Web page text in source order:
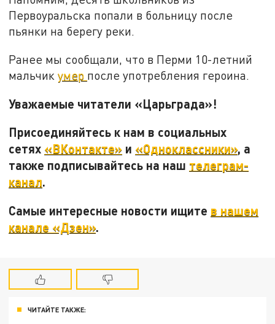
Первоуральска попали в больницу после
пьянки на берегу реки.
Ранее мы сообщали, что в Перми 10-летний
мальчикумер после употребления героина.
Уважаемые читатели «Царьграда»!
Присоединяйтесь к нам в социальных
сетях «ВКонтакте» и «Одноклассники», а
также подписывайтесь на наш телеграм-
канал.
Самые интересные новости ищите в нашем
канале «Дзен».
ЧИТАЙТЕ ТАКЖЕ: